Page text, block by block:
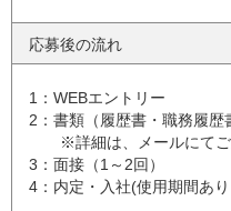
応募後の流れ
1：WEBエントリー
2：書類（履歴書・職務履歴
※詳細は、メールにてご
3：面接（1～2回）
4：内定・入社(使用期間あり